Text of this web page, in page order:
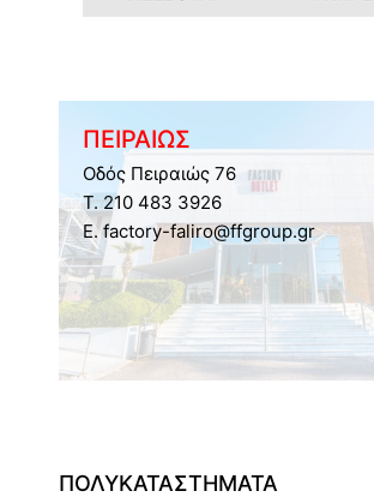
ΠΟΛΥΚΑΤΑΣΤΗΜΑΤΑ
ΠΕΙΡΑΙΩΣ
Οδός Πειραιώς 76
Τ. 210 483 3926
E. factory-faliro@ffgroup.gr